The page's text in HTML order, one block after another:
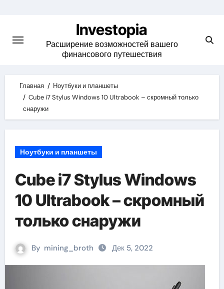
content
Investopia
Расширение возможностей вашего
финансового путешествия
Главная
Ноутбуки и планшеты
Cube i7 Stylus Windows 10 Ultrabook – скромный только
снаружи
Ноутбуки и планшеты
Cube i7 Stylus Windows
10 Ultrabook – скромный
только снаружи
By mining_broth Дек 5, 2022